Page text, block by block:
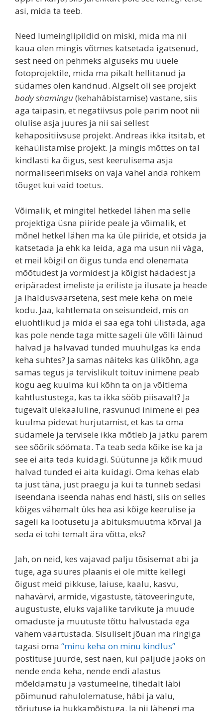
asi, mida ta teeb.
Need lumeinglipildid on miski, mida ma nii
kaua olen mingis võtmes katsetada igatsenud,
sest need on pehmeks alguseks mu uuele
fotoprojektile, mida ma pikalt hellitanud ja
südames olen kandnud. Algselt oli see projekt
body shamingu(kehahäbistamise) vastane, siis
aga taipasin, et negatiivsus pole parim noot nii
olulise asja juures ja nii sai sellest
kehapositiivsuse projekt. Andreas ikka itsitab, et
kehaülistamise projekt. Ja mingis mõttes on tal
kindlasti ka õigus, sest keerulisema asja
normaliseerimiseks on vaja vahel anda rohkem
tõuget kui vaid toetus.
Võimalik, et mingitel hetkedel lähen ma selle
projektiga üsna piiride peale ja võimalik, et
mõnel hetkel lähen ma ka üle piiride, et otsida ja
katsetada ja ehk ka leida, aga ma usun nii väga,
et meil kõigil on õigus tunda end olenemata
mõõtudest ja vormidest ja kõigist hädadest ja
eripäradest imeliste ja eriliste ja ilusate ja heade
ja ihaldusväärsetena, sest meie keha on meie
kodu. Jaa, kahtlemata on seisundeid, mis on
eluohtlikud ja mida ei saa ega tohi ülistada, aga
kas pole nende taga mitte sageli üle võlli läinud
halvad ja halvavad tunded muuhulgas ka enda
keha suhtes? Ja samas näiteks kas ülikõhn, aga
samas tegus ja tervislikult toituv inimene peab
kogu aeg kuulma kui kõhn ta on ja võitlema
kahtlustustega, kas ta ikka sööb piisavalt? Ja
tugevalt ülekaaluline, rasvunud inimene ei pea
kuulma pidevat hurjutamist, et kas ta oma
südamele ja tervisele ikka mõtleb ja jätku parem
see sõõrik söömata. Ta teab seda kõike ise ka ja
see ei aita teda kuidagi. Süütunne ja kõik muud
halvad tunded ei aita kuidagi. Oma kehas elab
ta just täna, just praegu ja kui ta tunneb sedasi
iseendana iseenda nahas end hästi, siis on selles
kõiges vähemalt üks hea asi kõige keerulise ja
sageli ka lootusetu ja abituksmuutma kõrval ja
seda ei tohi temalt ära võtta, eks?
Jah, on neid, kes vajavad palju tõsisemat abi ja
tuge, aga suures plaanis ei ole mitte kellegi
õigust meid pikkuse, laiuse, kaalu, kasvu,
nahavärvi, armide, vigastuste, tätoveeringute,
augustuste, eluks vajalike tarvikute ja muude
omaduste ja muutuste tõttu halvustada ega
vähem väärtustada. Sisuliselt jõuan ma ringiga
tagasi oma “minu keha on minu kindlus”
postituse juurde, sest näen, kui paljude jaoks on
nende enda keha, nende endi alastus
mõeldamatu ja vastumeelne, tihedalt läbi
põimunud rahulolematuse, häbi ja valu,
tõrjutuse ja hukkamõistuga. Ja nii lähengi ma